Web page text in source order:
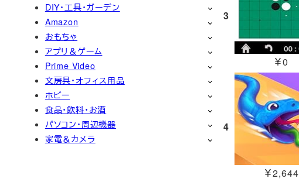
3
￥0
4
￥2,644
DIY・工具・ガーデン
Amazon
おもちゃ
アプリ＆ゲーム
Prime Video
文房具・オフィス用品
ホビー
食品・飲料・お酒
パソコン・周辺機器
家電＆カメラ